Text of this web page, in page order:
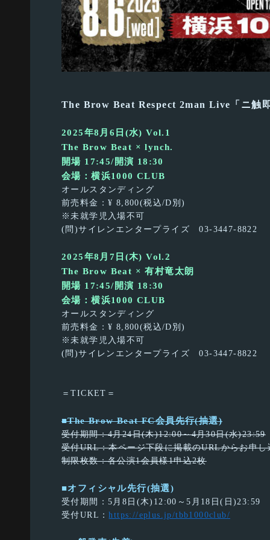
The Brow Beat Respect 2man Live「ニ触
2025年8月6日(水) Vol.1
The Brow Beat × lynch.
開場 17:45/開演 18:30
会場：横浜1000 CLUB
オールスタンディング
前売料金：¥ 8,800(税込/D別)
※未就学児入場不可
(問)サイレンエンタープライズ 03-3447-8822
2025年8月7日(木) Vol.2
The Brow Beat × 有村竜太朗
開場 17:45/開演 18:30
会場：横浜1000 CLUB
オールスタンディング
前売料金：¥ 8,800(税込/D別)
※未就学児入場不可
(問)サイレンエンタープライズ 03-3447-8822
＝TICKET＝
■The Brow Beat FC会員先行(抽選)
受付期間：4月24日(木)12:00～4月30日(水)23:59
受付URL：本ページ下段に掲載のURLからお申し
制限枚数：各公演1会員様1申込2枚
■オフィシャル先行(抽選)
受付期間：5月8日(木)12:00～5月18日(日)23:59
受付URL：https://eplus.jp/tbb1000club/